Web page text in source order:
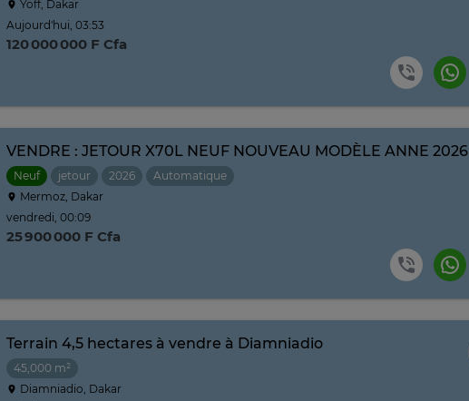
Yoff, Dakar
Aujourd'hui, 03:53
120 000 000 F Cfa
VENDRE : JETOUR X70L NEUF NOUVEAU MODÈLE ANNE 2026
Neuf jetour 2026
Automatique
Mermoz, Dakar
vendredi, 00:09
25 900 000 F Cfa
Terrain 4,5 hectares à vendre à Diamniadio
45,000 m²
Diamniadio, Dakar